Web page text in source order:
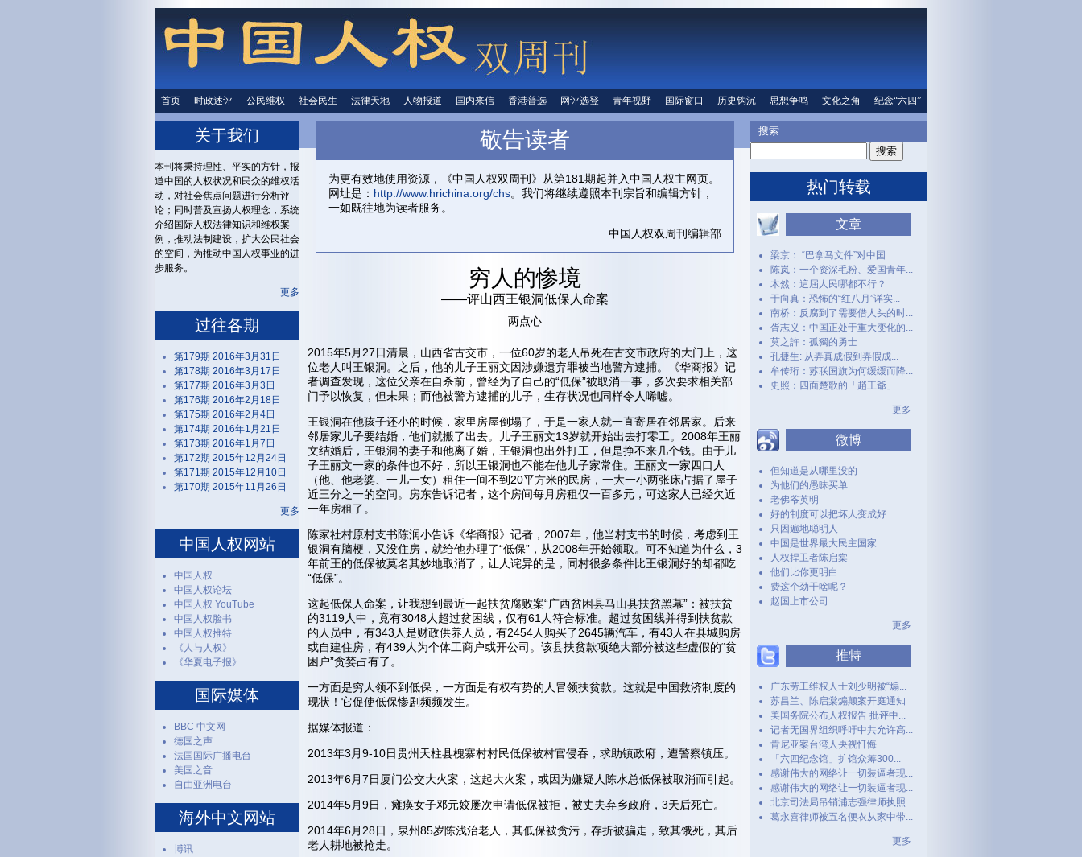
首页 时政述评 公民维权 社会民生 法律天地 人物报道 国内来信 香港普选 网评选登 青年视野 国际窗口 历史钩沉 思想争鸣 文化之角 纪念“六四”
敬告读者
为更有效地使用资源，《中国人权双周刊》从第181期起并入中国人权主网页。
网址是： http://www.hrichina.org/chs。我们将继续遵照本刊宗旨和编辑方针，
一如既往地为读者服务。
中国人权双周刊编辑部
穷人的惨境
——评山西王银洞低保人命案
两点心
2015年5月27日清晨，山西省古交市，一位60岁的老人吊死在古交市政府的大门上，这
位老人叫王银洞。之后，他的儿子王丽文因涉嫌遗弃罪被当地警方逮捕。《华商报》记
者调查发现，这位父亲在自杀前，曾经为了自己的“低保”被取消一事，多次要求相关部
门予以恢复，但未果；而他被警方逮捕的儿子，生存状况也同样令人唏嘘。
王银洞在他孩子还小的时候，家里房屋倒塌了，于是一家人就一直寄居在邻居家。后来
邻居家儿子要结婚，他们就搬了出去。儿子王丽文13岁就开始出去打零工。2008年王丽
文结婚后，王银洞的妻子和他离了婚，王银洞也出外打工，但是挣不来几个钱。由于儿
子王丽文一家的条件也不好，所以王银洞也不能在他儿子家常住。王丽文一家四口人
（他、他老婆、一儿一女）租住一间不到20平方米的民房，一大一小两张床占据了屋子
近三分之一的空间。房东告诉记者，这个房间每月房租仅一百多元，可这家人已经欠近
一年房租了。
陈家社村原村支书陈润小告诉《华商报》记者，2007年，他当村支书的时候，考虑到王
银洞有脑梗，又没住房，就给他办理了“低保”，从2008年开始领取。可不知道为什么，3
年前王的低保被莫名其妙地取消了，让人诧异的是，同村很多条件比王银洞好的却都吃
“低保”。
这起低保人命案，让我想到最近一起扶贫腐败案“广西贫困县马山县扶贫黑幕”：被扶贫
的3119人中，竟有3048人超过贫困线，仅有61人符合标准。超过贫困线并得到扶贫款
的人员中，有343人是财政供养人员，有2454人购买了2645辆汽车，有43人在县城购房
或自建住房，有439人为个体工商户或开公司。该县扶贫款项绝大部分被这些虚假的“贫
困户”贪婪占有了。
一方面是穷人领不到低保，一方面是有权有势的人冒领扶贫款。这就是中国救济制度的
现状！它促使低保惨剧频频发生。
据媒体报道：
2013年3月9-10日贵州天柱县槐寨村村民低保被村官侵吞，求助镇政府，遭警察镇压。
2013年6月7日厦门公交大火案，这起大火案，或因为嫌疑人陈水总低保被取消而引起。
2014年5月9日，瘫痪女子邓元姣屡次申请低保被拒，被丈夫弃乡政府，3天后死亡。
2014年6月28日，泉州85岁陈浅治老人，其低保被贪污，存折被骗走，致其饿死，其后
老人耕地被抢走。
关于我们
本刊将秉持理性、平实的方针，报
道中国的人权状况和民众的维权活
动，对社会焦点问题进行分析评
论；同时普及宣扬人权理念，系统
介绍国际人权法律知识和维权案
例，推动法制建设，扩大公民社会
的空间，为推动中国人权事业的进
步服务。
更多
过往各期
第179期 2016年3月31日
第178期 2016年3月17日
第177期 2016年3月3日
第176期 2016年2月18日
第175期 2016年2月4日
第174期 2016年1月21日
第173期 2016年1月7日
第172期 2015年12月24日
第171期 2015年12月10日
第170期 2015年11月26日
更多
中国人权网站
中国人权
中国人权论坛
中国人权 YouTube
中国人权脸书
中国人权推特
《人与人权》
《华夏电子报》
国际媒体
BBC 中文网
德国之声
法国国际广播电台
美国之音
自由亚洲电台
海外中文网站
博讯
搜索
热门转载
文章
梁京： “巴拿马文件”对中国...
陈岚：一个资深毛粉、爱国青年...
木然：這屆人民哪都不行？
于向真：恐怖的“红八月”详实...
南桥：反腐到了需要借人头的时...
胥志义：中国正处于重大变化的...
莫之許：孤獨的勇士
孔捷生: 从弄真成假到弄假成...
牟传珩：苏联国旗为何缓缓而降...
史照：四面楚歌的「趙王爺」
更多
微博
但知道是从哪里没的
为他们的愚昧买单
老佛爷英明
好的制度可以把坏人变成好
只因遍地聪明人
中国是世界最大民主国家
人权捍卫者陈启棠
他们比你更明白
费这个劲干啥呢？
赵国上市公司
更多
推特
广东劳工维权人士刘少明被“煽...
苏昌兰、陈启棠煽颠案开庭通知
美国务院公布人权报告 批评中...
记者无国界组织呼吁中共允许高...
肯尼亚案台湾人央视忏悔
「六四纪念馆」扩馆众筹300...
感谢伟大的网络让一切装逼者现...
感谢伟大的网络让一切装逼者现...
北京司法局吊销浦志强律师执照
葛永喜律师被五名便衣从家中带...
更多
时政述评 公民维权 社会民生 法律天地 人物报道 国内来信 香港普选 网评选登 青年视野 国际窗口 文化之角 纪念“六四” 人权信息
首页 关于我们 投稿信箱